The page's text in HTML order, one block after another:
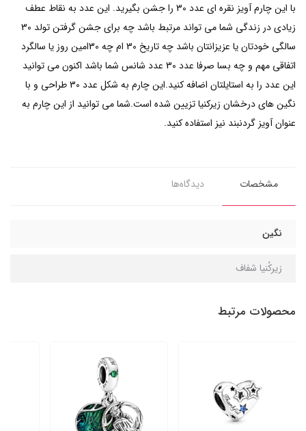
با این چارم آویز نقره ای عدد 30 را جشن بگیرید. این عدد به نقاط عطف
زیادی در زندگی شما می تواند مرتبط باشد چه برای جشن گرفتن تولد 30
سالگی خودتان یا عزیزانتان باشد چه تاریخ 30 ام چه 30امین روز یا سالگرد
اتفاقی مهم و چه بسا صرفا عدد 30 عدد شانس شما باشد اکنون می توانید
این عدد را به استایلتان اضافه کنید.این چارم به شکل عدد 30 طراحی و با
نگین های درخشان زیرکنیا تزیین شده است.شما می توانید از این چارم به
عنوان آویز گردنبند نیز استفاده کنید.
مشخصات دیدگاه‌ها
نگین
زیرکُنیا شفاف
محصولات مرتبط